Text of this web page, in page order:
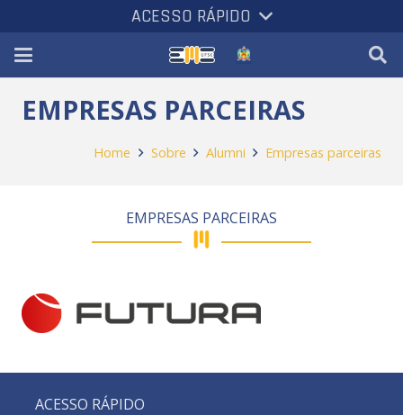
ACESSO RÁPIDO
EMPRESAS PARCEIRAS
Home Sobre Alumni Empresas parceiras
EMPRESAS PARCEIRAS
ACESSO RÁPIDO